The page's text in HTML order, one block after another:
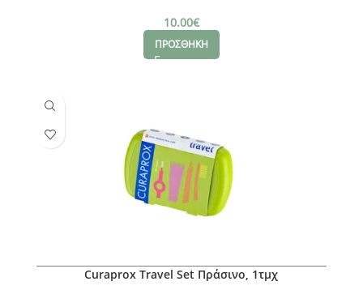
10.00€
ΠΡΟΣΘΗΚΗ
Curaprox Travel Set Πράσινο, 1τμχ